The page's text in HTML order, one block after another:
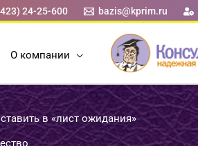
24-25-600 bazis@kprim.ru
О компании
в «лист ожидания»